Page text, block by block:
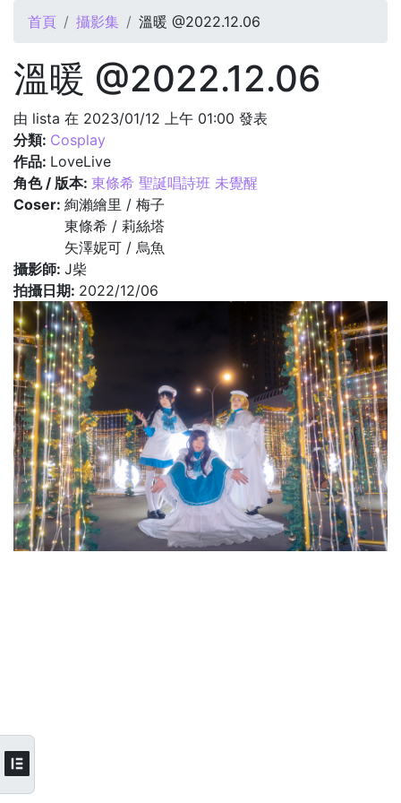
您在這裡
首頁 攝影集 溫暖 @2022.12.06
溫暖 @2022.12.06
由 lista 在 2023/01/12 上午 01:00 發表
分類: Cosplay
作品: LoveLive
角色 / 版本: 東條希 聖誕唱詩班 未覺醒
Coser: 絢瀨繪里 / 梅子
東條希 / 莉絲塔
矢澤妮可 / 烏魚
攝影師: J柴
拍攝日期: 2022/12/06